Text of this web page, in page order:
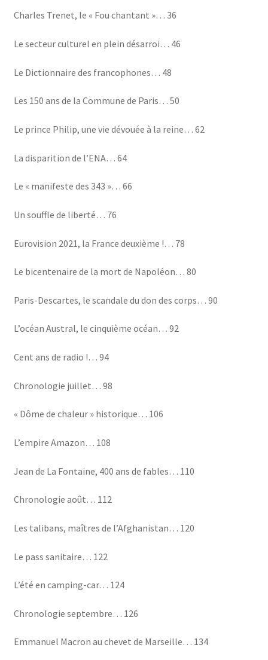
Charles Trenet, le « Fou chantant »… 36
Le secteur culturel en plein désarroi… 46
Le Dictionnaire des francophones… 48
Les 150 ans de la Commune de Paris… 50
Le prince Philip, une vie dévouée à la reine… 62
La disparition de l’ENA… 64
Le « manifeste des 343 »… 66
Un souffle de liberté… 76
Eurovision 2021, la France deuxième !… 78
Le bicentenaire de la mort de Napoléon… 80
Paris-Descartes, le scandale du don des corps… 90
L’océan Austral, le cinquième océan… 92
Cent ans de radio !… 94
Chronologie juillet… 98
« Dôme de chaleur » historique… 106
L’empire Amazon… 108
Jean de La Fontaine, 400 ans de fables… 110
Chronologie août… 112
Les talibans, maîtres de l’Afghanistan… 120
Le pass sanitaire… 122
L’été en camping-car… 124
Chronologie septembre… 126
Emmanuel Macron au chevet de Marseille… 134